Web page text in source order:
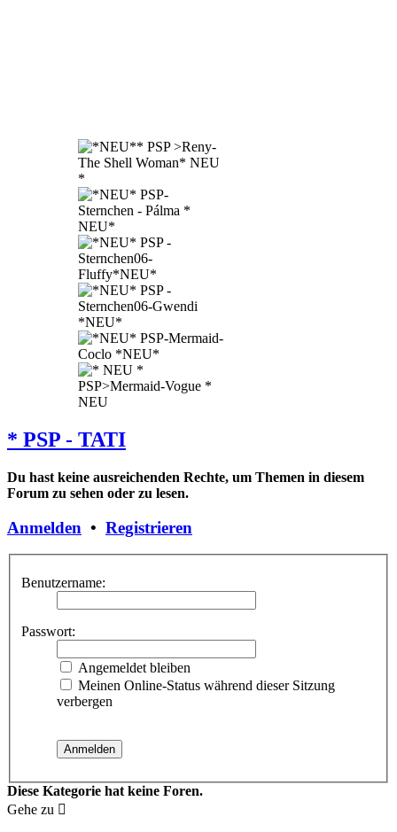
* PSP - TATI
Du hast keine ausreichenden Rechte, um Themen in diesem
Forum zu sehen oder zu lesen.
Anmelden • Registrieren
Benutzername:
Passwort:
Angemeldet bleiben
Meinen Online-Status während dieser Sitzung
verbergen
Diese Kategorie hat keine Foren.
Gehe zu